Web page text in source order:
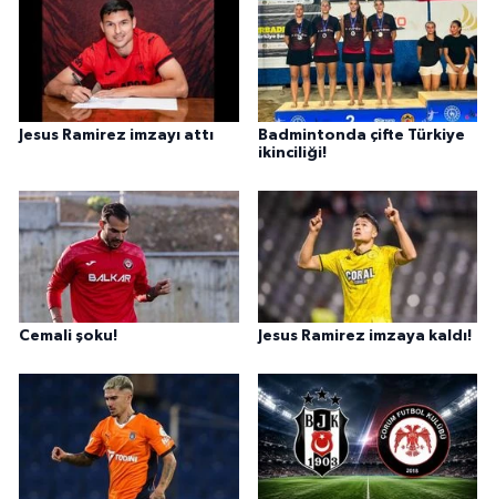
Jesus Ramirez imzayı attı
Badmintonda çifte Türkiye
ikinciliği!
Cemali şoku! Jesus Ramirez imzaya kaldı!